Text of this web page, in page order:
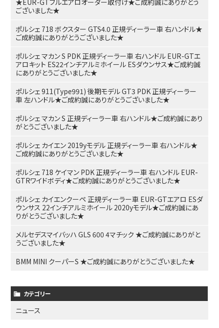
ございました★
ポルシェ 718 ボクスター GTS4.0 正規ディーラー車 右ハンドル★
ご成約誠にありがとうございました★
ポルシェ マカン S PDK 正規ディーラー車 右ハンドル EUR-GTエ
アロキット ES22インチアルミホイール ESダウンサス★ご成約誠
にありがとうございました★
ポルシェ 911(Type991) 後期モデル GT3 PDK 正規ディーラー
車 左ハンドル★ご成約誠にありがとうございました★
ポルシェ マカン S 正規ディーラー車 右ハンドル★ご成約誠にあり
がとうございました★
ポルシェ カイエン 2019yモデル 正規ディーラー車 右ハンドル★
ご成約誠にありがとうございました★
ポルシェ 718 ケイマン PDK 正規ディーラー車 右ハンドル EUR-
GTRワイドボディ★ご成約誠にありがとうございました★
ポルシェ カイエンクーペ 正規ディーラー車 EUR-GTエアロ ESダ
ウンサス 22インチアルミホイール 2020yモデル★ご成約誠にあ
りがとうございました★
メルセデスマイバッハ GLS 600 4マチック ★ご成約誠にありがと
うございました★
BMM MINI クーパーS ★ご成約誠にありがとうございました★
カテゴリー
ニュース